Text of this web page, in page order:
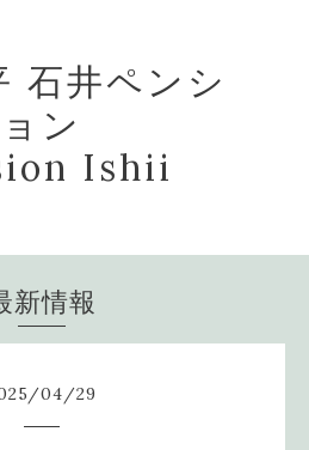
石井ペンシ
ョン
Ishii
新情報
/04/29